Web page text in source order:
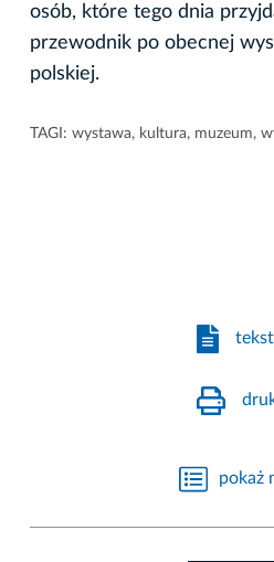
osób, które tego dnia
przewodnik po obecnej
polskiej.
TAGI: wystawa, kultura, muzeum,
pokaż